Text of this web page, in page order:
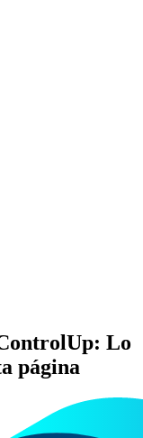
Lo
página